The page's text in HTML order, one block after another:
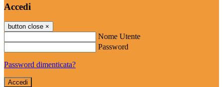
Accedi
button close ×
Nome Utente
Password
Password dimenticata?